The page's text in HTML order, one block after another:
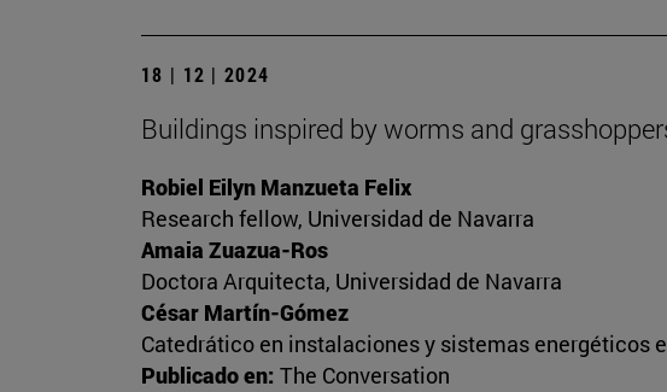
18 | 12 | 2024
Buildings inspired by worms and
Robiel Eilyn Manzueta Felix
Research fellow, Universidad de Navarra
Amaia Zuazua-Ros
Doctora Arquitecta, Universidad de Navarra
César Martín-Gómez
Catedrático en instalaciones y sistemas energéticos
Publicado en: The Conversation